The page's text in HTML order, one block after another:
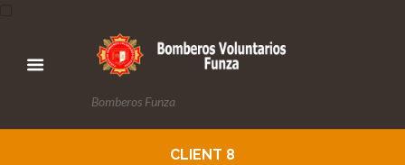
Bomberos Funza
CLIENT 8